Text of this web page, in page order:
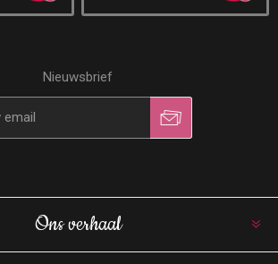
Nieuwsbrief
Ons verhaal